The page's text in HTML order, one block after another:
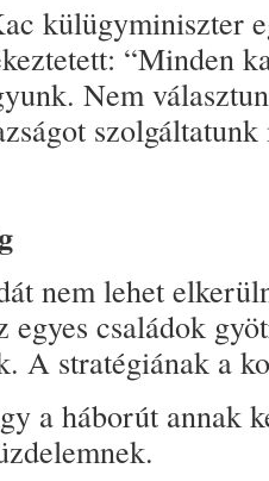
külügyminiszter
“Minden
Nem
nem lehet
egyes családok
A stratégiának a
a háborút annak